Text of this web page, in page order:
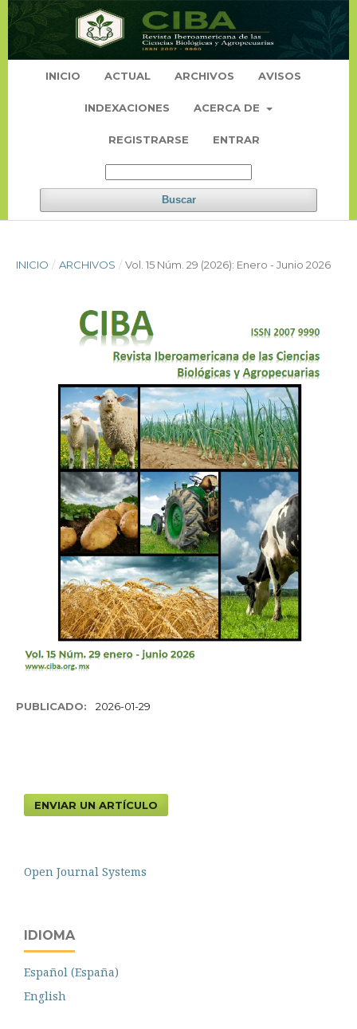
INICIO ACTUAL ARCHIVOS AVISOS
INDEXACIONES ACERCA DE
REGISTRARSE ENTRAR
Buscar
INICIO / ARCHIVOS / Vol. 15 Núm. 29 (2026): Enero - Junio 2026
PUBLICADO: 2026-01-29
ENVIAR UN ARTÍCULO
Open Journal Systems
IDIOMA
Español (España)
English